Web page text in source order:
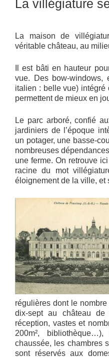
La villégiature
La maison de
véritable château, au
Il est bâti en hauteur
vue. Des bow-
italien : belle vue) intégré
permettent de mieux en
Le parc arboré, confié
jardiniers de l’époque
un potager, une basse-
nombreuses
une ferme. On retrouve
racine du mot
éloignement de la ville, et
régulières dont le
dix-sept au château
réception, vastes et
200m²,
chaussée, les chambres
sont réservés aux